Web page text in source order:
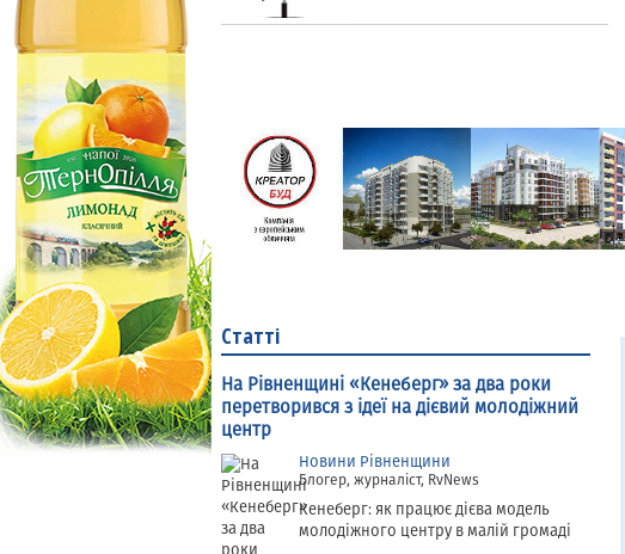
Статті
На Рівненщині «Кенеберг» за два роки
перетворився з ідеї на дієвий молодіжний
центр
Новини Рівненщини
Блогер, журналіст, RvNews
Кенеберг: як працює дієва модель
молодіжного центру в малій громаді